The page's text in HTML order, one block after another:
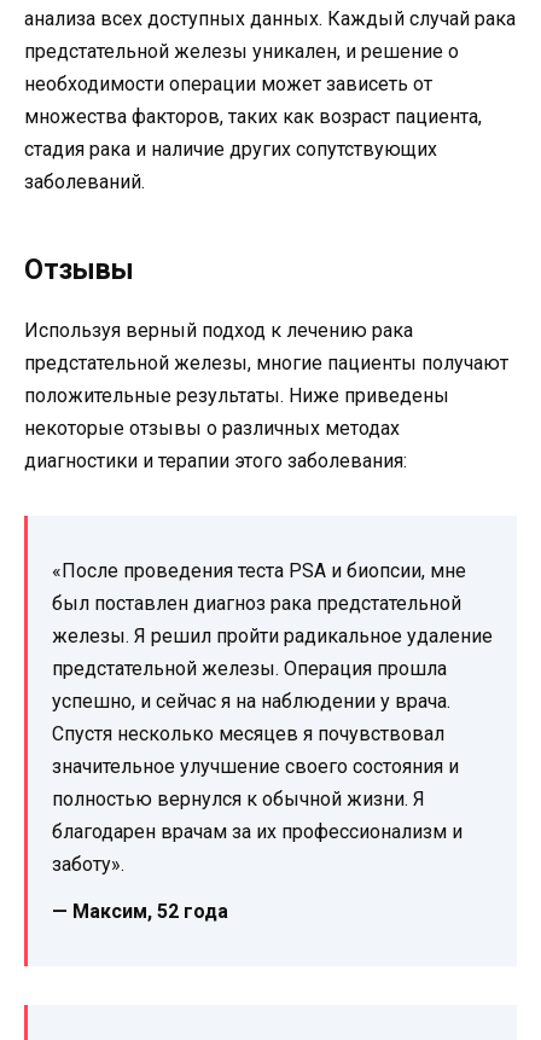
анализа всех доступных данных. Каждый случай рака
предстательной железы уникален, и решение о
необходимости операции может зависеть от
множества факторов, таких как возраст пациента,
стадия рака и наличие других сопутствующих
заболеваний.
Отзывы
Используя верный подход к лечению рака
предстательной железы, многие пациенты получают
положительные результаты. Ниже приведены
некоторые отзывы о различных методах
диагностики и терапии этого заболевания:
«После проведения теста PSA и биопсии, мне
был поставлен диагноз рака предстательной
железы. Я решил пройти радикальное удаление
предстательной железы. Операция прошла
успешно, и сейчас я на наблюдении у врача.
Спустя несколько месяцев я почувствовал
значительное улучшение своего состояния и
полностью вернулся к обычной жизни. Я
благодарен врачам за их профессионализм и
заботу».
— Максим, 52 года